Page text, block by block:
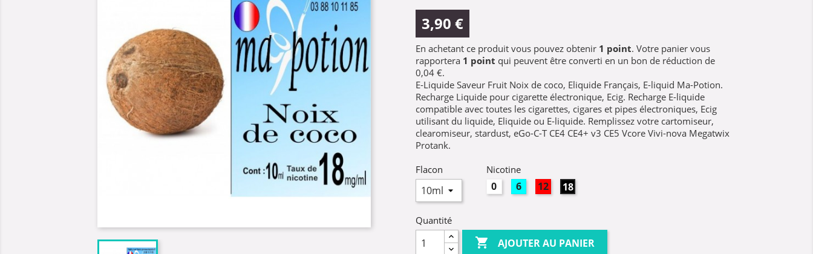
3,90 €
En achetant ce produit vous pouvez obtenir 1 point. Votre panier vous
rapportera 1 point qui peuvent être converti en un bon de réduction de
0,04 €.
E-Liquide Saveur Fruit Noix de coco, Eliquide Français, E-liquid Ma-Potion.
Recharge Liquide pour cigarette électronique, Ecig. Recharge E-liquide
compatible avec toutes les cigarettes, cigares et pipes électroniques, Ecig
utilisant du liquide, Eliquide ou E-liquide. Remplissez votre cartomiseur,
clearomiseur, stardust, eGo-C-T CE4 CE4+ v3 CE5 Vcore Vivi-nova Megatwix
Protank.
Flacon
Nicotine
0mg 6mg 12mg 18mg
Quantité
 AJOUTER AU PANIER